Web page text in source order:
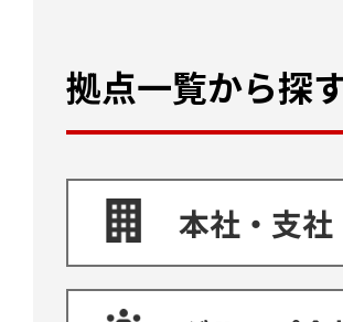
拠点一覧から探
本社・支